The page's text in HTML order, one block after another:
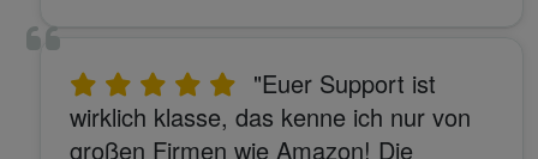
"Euer Support ist
wirklich klasse, das kenne ich nur von
großen Firmen wie Amazon! Die